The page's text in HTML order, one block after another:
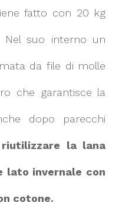
fatto con 20 kg
suo interno un
da file di molle
che garantisce la
dopo parecchi
la lana
lato invernale con
cotone.